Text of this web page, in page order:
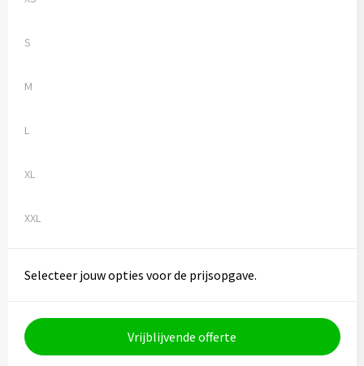
S
M
L
XL
XXL
Selecteer jouw opties voor de prijsopgave.
Vrijblijvende offerte